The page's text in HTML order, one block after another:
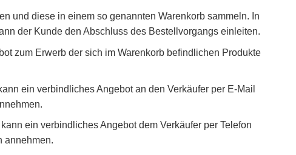
und diese in einem so genannten Warenkorb sammeln. In
der Kunde den Abschluss des Bestellvorgangs einleiten.
zum Erwerb der sich im Warenkorb befindlichen Produkte
ein verbindliches Angebot an den Verkäufer per E-Mail
ein verbindliches Angebot dem Verkäufer per Telefon
annehmen.